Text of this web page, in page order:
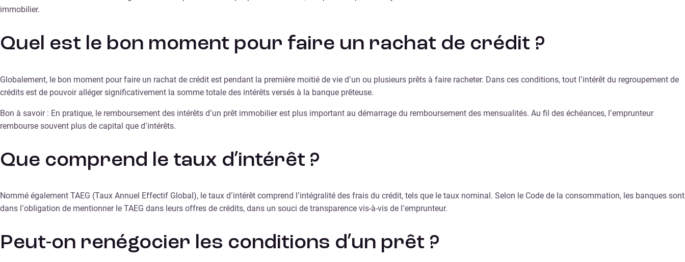
immobilier.
Quel est le bon moment pour faire un rachat de crédit ?
Globalement, le bon moment pour faire un rachat de crédit est pendant la première moitié de vie d’un ou plusieurs prêts à faire racheter. Dans ces conditions, tout l’intérêt du regroupement de
crédits est de pouvoir alléger significativement la somme totale des intérêts versés à la banque prêteuse.
Bon à savoir : En pratique, le remboursement des intérêts d’un prêt immobilier est plus important au démarrage du remboursement des mensualités. Au fil des échéances, l’emprunteur
rembourse souvent plus de capital que d’intérêts.
Que comprend le taux d’intérêt ?
Nommé également TAEG (Taux Annuel Effectif Global), le taux d’intérêt comprend l’intégralité des frais du crédit, tels que le taux nominal. Selon le Code de la consommation, les banques sont
dans l’obligation de mentionner le TAEG dans leurs offres de crédits, dans un souci de transparence vis-à-vis de l’emprunteur.
Peut-on renégocier les conditions d’un prêt ?